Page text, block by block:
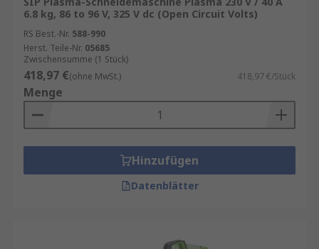
Hier finden Sie mehr zum Thema
6.8 kg, 86 to 96 V, 325 V dc (Open Circuit Volts)
RS Best.-Nr. 588-990
Herst. Teile-Nr. 05685
Zwischensumme (1 Stück)
418,97 €(ohne MwSt.) 418,97 €/Stück
Menge
Hinzufügen
Datenblätter